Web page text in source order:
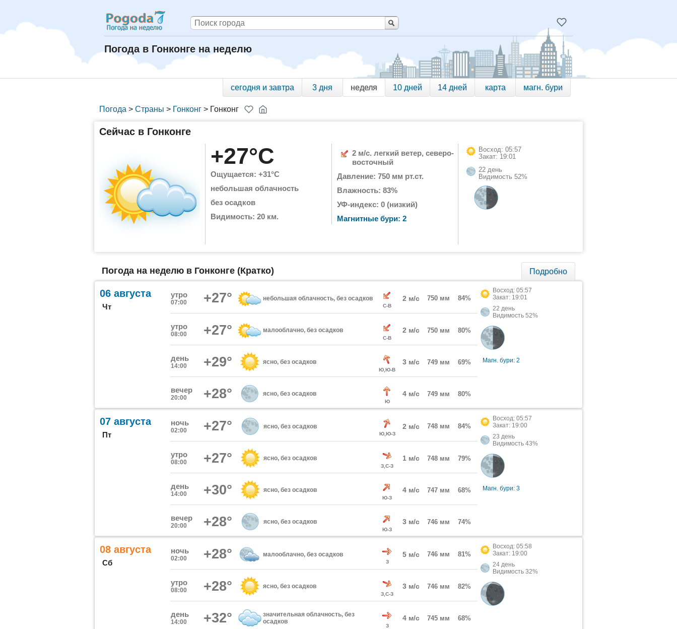
Погода в Гонконге на неделю
сегодня и завтра 3 дня неделя 10 дней 14 дней карта магн. бури
Погода > Страны > Гонконг > Гонконг
Сейчас в Гонконге
+27°C
Ощущается: +31°C
небольшая облачность
без осадков
Видимость: 20 км.
2 м/с. легкий ветер, северо-
восточный
Давление: 750 мм рт.ст.
Влажность: 83%
УФ-индекс: 0 (низкий)
Магнитные бури: 2
Восход: 05:57
Закат: 19:01
22 день
Видимость 52%
Погода на неделю в Гонконге (Кратко) Подробно
06 августа
Чт
утро
07:00 +27° небольшая облачность, без осадков
С-В
2 м/с 750 мм 84%
утро
08:00 +27° малооблачно, без осадков
С-В
2 м/с 750 мм 80%
день
14:00 +29° ясно, без осадков
Ю,Ю-В
3 м/с 749 мм 69%
вечер
20:00 +28° ясно, без осадков
Ю
4 м/с 749 мм 80%
Восход: 05:57
Закат: 19:01
22 день
Видимость 52%
Магн. бури: 2
07 августа
Пт
ночь
02:00 +27° ясно, без осадков
Ю,Ю-З
2 м/с 748 мм 84%
утро
08:00 +27° ясно, без осадков
З,С-З
1 м/с 748 мм 79%
день
14:00 +30° ясно, без осадков
Ю-З
4 м/с 747 мм 68%
вечер
20:00 +28° ясно, без осадков
Ю-З
3 м/с 746 мм 74%
Восход: 05:57
Закат: 19:00
23 день
Видимость 43%
Магн. бури: 3
08 августа
Сб
ночь
02:00 +28° малооблачно, без осадков
З
5 м/с 746 мм 81%
утро
08:00 +28° ясно, без осадков
З,С-З
3 м/с 746 мм 82%
день
14:00 +32°
значительная облачность, без
осадков
З
4 м/с 745 мм 68%
Восход: 05:58
Закат: 19:00
24 день
Видимость 32%